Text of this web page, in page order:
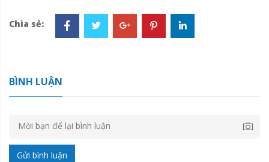
Chia sẻ:
BÌNH LUẬN
Gửi bình luận